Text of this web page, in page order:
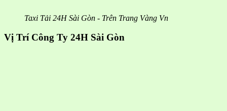
Taxi Tải 24H Sài Gòn - Trên Trang Vàng Vn
Vị Trí Công Ty 24H Sài Gòn